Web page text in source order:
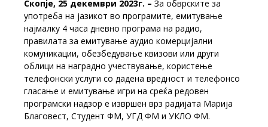
Скопје, 25 декември 2023г. – За обврските за
употреба на јазикот во програмите, емитување
најмалку 4 часа дневно програма на радио,
правилата за емитување аудио комерцијални
комуникации, обезбедување квизови или други
облици на наградно учествување, користење
телефонски услуги со дадена вредност и телефонсо
гласање и емитување игри на среќа редовен
програмски надзор е извршен врз радијата Марија
Благовест, Студент ФМ, УГД ФМ и УКЛО ФМ.